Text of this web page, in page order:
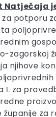
Natječaja
za potporu
zagorskoj
njihove
I. za
županije za